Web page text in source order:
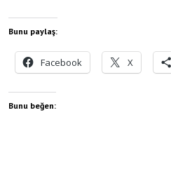
Bunu paylaş:
Facebook X
Bunu beğen: